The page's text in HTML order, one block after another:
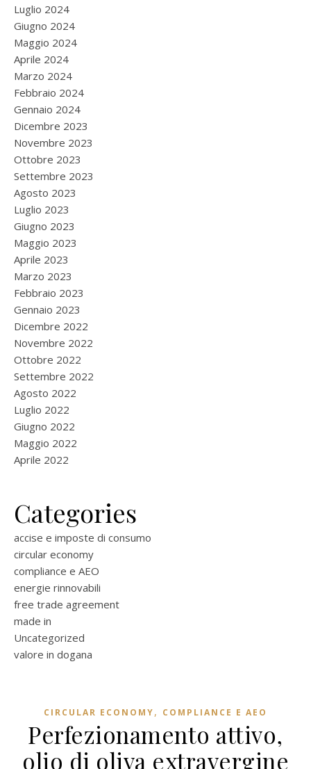
Luglio 2024
Giugno 2024
Maggio 2024
Aprile 2024
Marzo 2024
Febbraio 2024
Gennaio 2024
Dicembre 2023
Novembre 2023
Ottobre 2023
Settembre 2023
Agosto 2023
Luglio 2023
Giugno 2023
Maggio 2023
Aprile 2023
Marzo 2023
Febbraio 2023
Gennaio 2023
Dicembre 2022
Novembre 2022
Ottobre 2022
Settembre 2022
Agosto 2022
Luglio 2022
Giugno 2022
Maggio 2022
Aprile 2022
Categories
accise e imposte di consumo
circular economy
compliance e AEO
energie rinnovabili
free trade agreement
made in
Uncategorized
valore in dogana
CIRCULAR ECONOMY, COMPLIANCE E AEO
Perfezionamento attivo,
olio di oliva extravergine